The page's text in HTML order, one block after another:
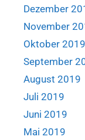
Dezember
November
Oktober 2019
September
August 2019
Juli 2019
Juni 2019
Mai 2019